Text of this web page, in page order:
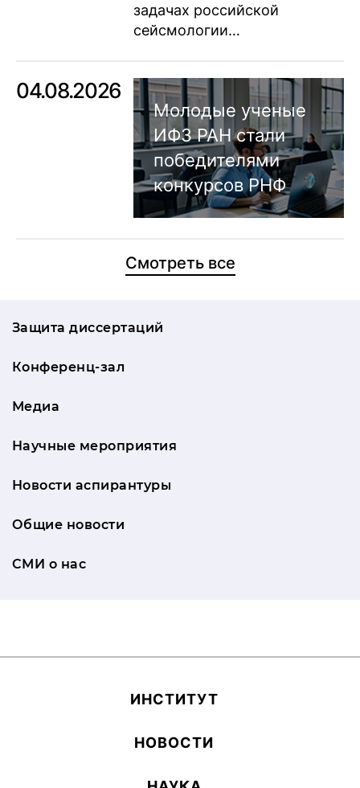
задачах российской
сейсмологии…
04.08.2026
Молодые ученые
ИФЗ РАН стали
победителями
конкурсов РНФ
Смотреть все
Защита диссертаций
Конференц-зал
Медиа
Научные мероприятия
Новости аспирантуры
Общие новости
СМИ о нас
ИН­СТИ­ТУТ
НОВОСТИ